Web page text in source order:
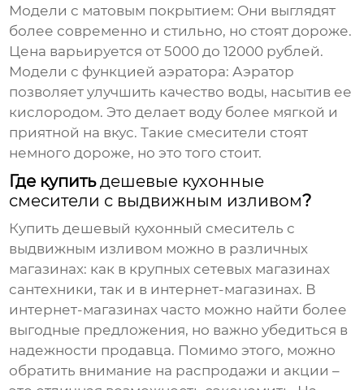
Модели с матовым покрытием: Они выглядят
более современно и стильно, но стоят дороже.
Цена варьируется от 5000 до 12000 рублей.
Модели с функцией аэратора: Аэратор
позволяет улучшить качество воды, насытив ее
кислородом. Это делает воду более мягкой и
приятной на вкус. Такие смесители стоят
немного дороже, но это того стоит.
Где купитьдешевые кухонные
смесители с выдвижным изливом?
Купитьдешевый кухонный смеситель с
выдвижным изливом можно в различных
магазинах: как в крупных сетевых магазинах
сантехники, так и в интернет-магазинах. В
интернет-магазинах часто можно найти более
выгодные предложения, но важно убедиться в
надежности продавца. Помимо этого, можно
обратить внимание на распродажи и акции –